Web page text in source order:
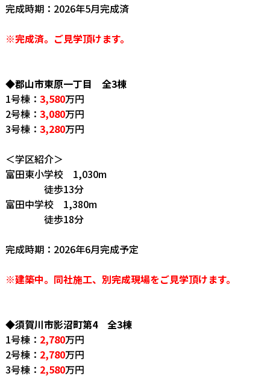
完成時期：2026年5月完成済
※完成済。ご見学頂けます。
◆郡山市東原一丁目 全3棟
1号棟： 3,580万円
2号棟： 3,080万円
3号棟： 3,280万円
＜学区紹介＞
富田東小学校 1,030m
徒歩13分
富田中学校 1,380m
徒歩18分
完成時期：2026年6月完成予定
※建築中。同社施工、別完成現場をご見学頂けます。
◆須賀川市影沼町第4 全3棟
1号棟： 2,780万円
2号棟： 2,780万円
3号棟： 2,580万円